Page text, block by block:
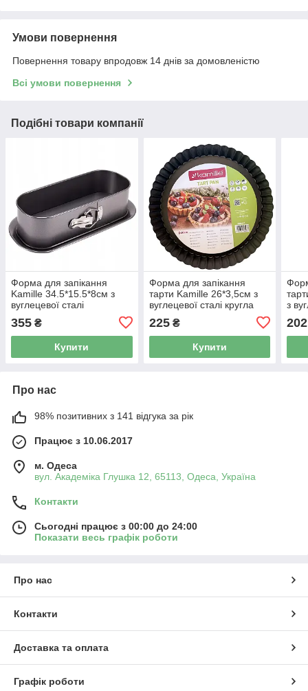
Умови повернення
Повернення товару впродовж 14 днів за домовленістю
Всі умови повернення
Подібні товари компанії
Форма для запікання
Kamille 34.5*15.5*8см з
вуглецевої сталі
прямокутна сіра КМ6042
355 ₴
Купити
Форма для запікання
тарти Kamille 26*3,5см з
вуглецевої сталі кругла
225₴
Купити
з
202
Про нас
98% позитивних з 141 відгука за рік
Працює з 10.06.2017
м. Одеса
вул. Академіка Глушка 12, 65113, Одеса, Україна
Контакти
Сьогодні працює з 00:00 до 24:00
Показати весь графік роботи
Про нас
Контакти
Доставка та оплата
Графік роботи